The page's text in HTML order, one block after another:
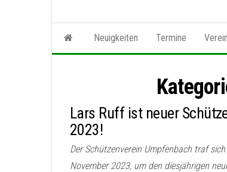
Neuigkeiten Termine Verein
Lars Ruff ist neuer
2023!
Der Schützenverein Umpfenbach traf
November 2023, um den diesjährigen